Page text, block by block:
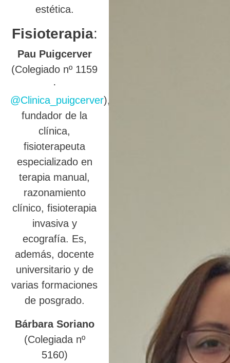
estética.
Fisioterapia:
Pau Puigcerver
(Colegiado nº 1159
·
@Clinica_puigcerver),
fundador de la
clínica,
fisioterapeuta
especializado en
terapia manual,
razonamiento
clínico, fisioterapia
invasiva y
ecografía. Es,
además, docente
universitario y de
varias formaciones
de posgrado.
Bárbara Soriano
(Colegiada nº
5160)